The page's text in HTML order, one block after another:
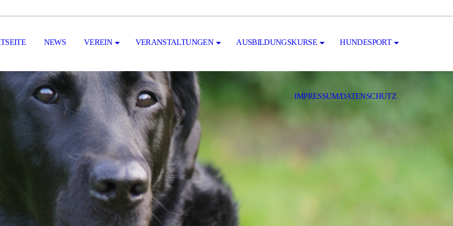
NEWS VEREIN VERANSTALTUNGEN AUSBILDUNGSKURSE HUNDESPORT
IMPRESSUM/DATENSCHUTZ